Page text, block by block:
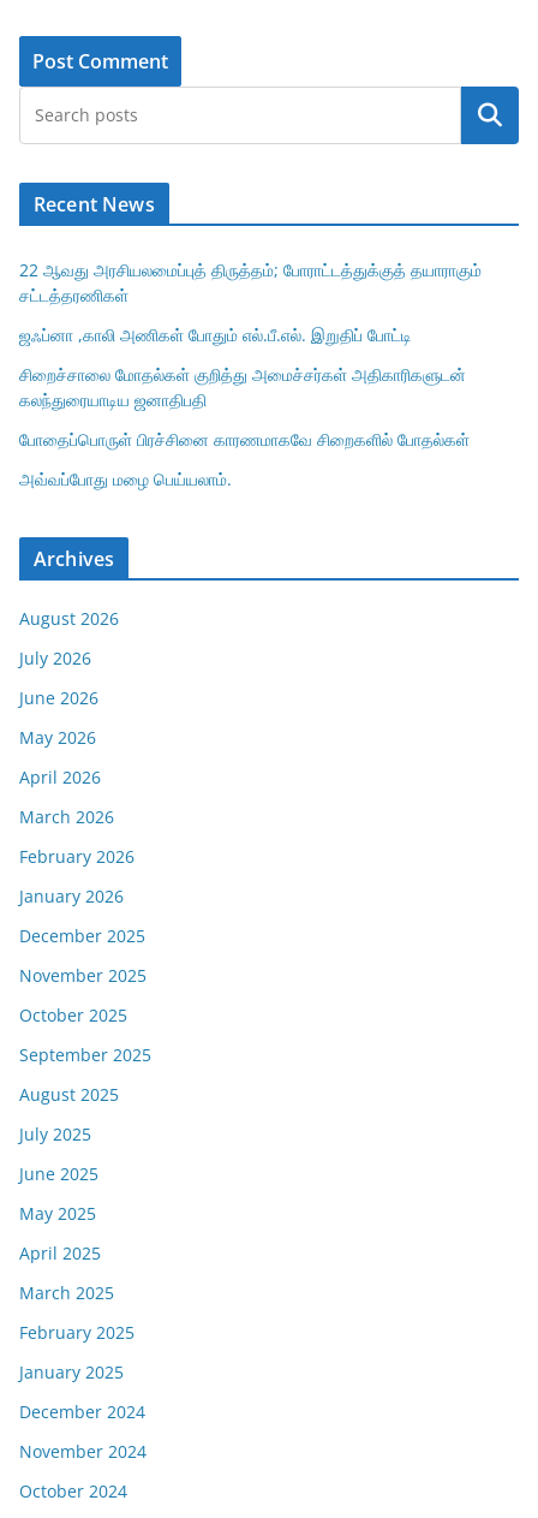
Search
Recent News
22 ஆவது அரசியலமைப்புத் திருத்தம்; போராட்டத்துக்குத் தயாராகும்
சட்டத்தரணிகள்
ஜஃப்னா ,காலி அணிகள் போதும் எல்.பீ.எல். இறுதிப் போட்டி
சிறைச்சாலை மோதல்கள் குறித்து அமைச்சர்கள் அதிகாரிகளுடன்
கலந்துரையாடிய ஜனாதிபதி
போதைப்பொருள் பிரச்சினை காரணமாகவே சிறைகளில் போதல்கள்
அவ்வப்போது மழை பெய்யலாம்.
Archives
August 2026
July 2026
June 2026
May 2026
April 2026
March 2026
February 2026
January 2026
December 2025
November 2025
October 2025
September 2025
August 2025
July 2025
June 2025
May 2025
April 2025
March 2025
February 2025
January 2025
December 2024
November 2024
October 2024